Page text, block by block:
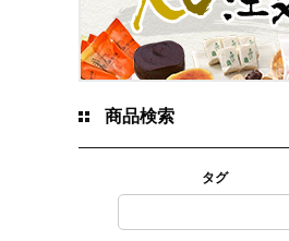
商品検索
タグ